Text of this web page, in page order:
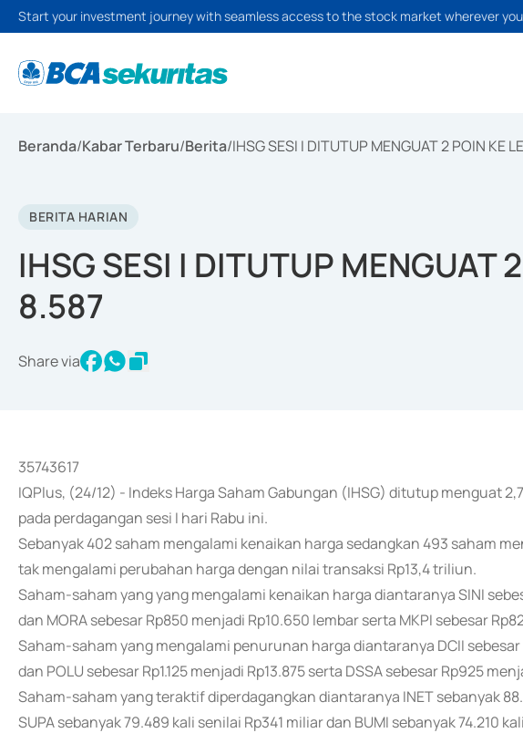
Start your investment journey with seamless access to the stock market wherever
Beranda/Kabar Terbaru/Berita/IHSG SESI I DITUTUP MENGUAT 2 POIN KE
BERITA HARIAN
IHSG SESI I DITUTUP MENGUAT
8.587
Share via
35743617
IQPlus, (24/12) - Indeks Harga Saham Gabungan (IHSG) ditutup menguat
pada perdagangan sesi I hari Rabu ini.
Sebanyak 402 saham mengalami kenaikan harga sedangkan 493 saham
tak mengalami perubahan harga dengan nilai transaksi Rp13,4 triliun.
Saham-saham yang yang mengalami kenaikan harga diantaranya SINI
dan MORA sebesar Rp850 menjadi Rp10.650 lembar serta MKPI sebesar
Saham-saham yang mengalami penurunan harga diantaranya DCII sebesar
dan POLU sebesar Rp1.125 menjadi Rp13.875 serta DSSA sebesar Rp925
Saham-saham yang teraktif diperdagangkan diantaranya INET sebanyak
SUPA sebanyak 79.489 kali senilai Rp341 miliar dan BUMI sebanyak 74.210